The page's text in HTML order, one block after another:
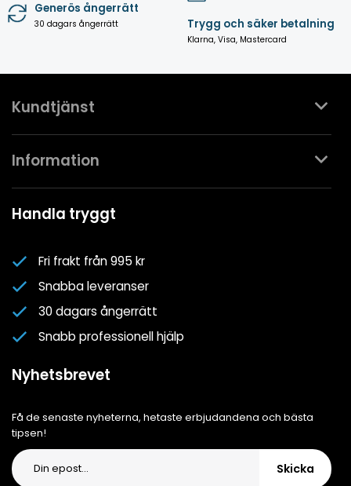
Generös ångerrätt
30 dagars ångerrätt Trygg och säker betalning
Klarna, Visa, Mastercard
Kundtjänst
Kontakta oss
Mina favoriter
Information
Spa- & Poolguider
Nyhetsbrev
Om oss
Cookiepolicy
Cookie-inställningar
Handla tryggt
Fri frakt från 995 kr
Snabba leveranser
30 dagars ångerrätt
Snabb professionell hjälp
Nyhetsbrevet
Få de senaste nyheterna, hetaste erbjudandena och bästa
tipsen!
Skicka